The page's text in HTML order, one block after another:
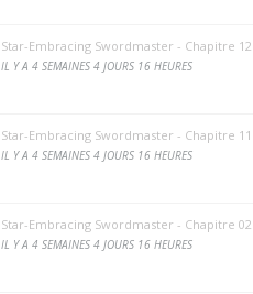
Star-Embracing Swordmaster - Chapitre 12
IL Y A 4 SEMAINES 4 JOURS 16 HEURES
Star-Embracing Swordmaster - Chapitre 11
IL Y A 4 SEMAINES 4 JOURS 16 HEURES
Star-Embracing Swordmaster - Chapitre 02
IL Y A 4 SEMAINES 4 JOURS 16 HEURES